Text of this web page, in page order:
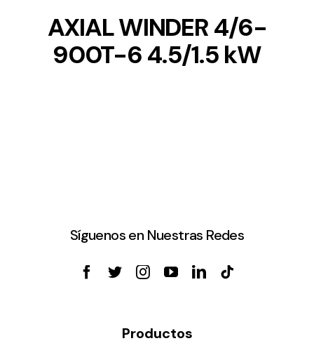
AXIAL WINDER 4/6-
900T-6 4.5/1.5 kW
Síguenos en Nuestras Redes
Productos